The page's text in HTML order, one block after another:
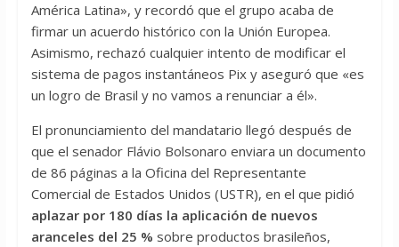
América Latina», y recordó que el grupo acaba de
firmar un acuerdo histórico con la Unión Europea.
Asimismo, rechazó cualquier intento de modificar el
sistema de pagos instantáneos Pix y aseguró que «es
un logro de Brasil y no vamos a renunciar a él».
El pronunciamiento del mandatario llegó después de
que el senador Flávio Bolsonaro enviara un documento
de 86 páginas a la Oficina del Representante
Comercial de Estados Unidos (USTR), en el que pidió
aplazar por 180 días la aplicación de nuevos
aranceles del 25 % sobre productos brasileños,